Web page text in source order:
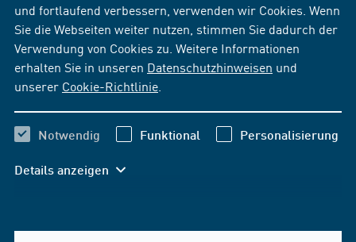
und fortlaufend verbessern, verwenden wir Cookies. Wenn
Sie die Webseiten weiter nutzen, stimmen Sie dadurch der
Verwendung von Cookies zu. Weitere Informationen
erhalten Sie in unseren Datenschutzhinweisen und
unserer Cookie-Richtlinie
Notwendig Funktional Personalisierung
Details anzeigen